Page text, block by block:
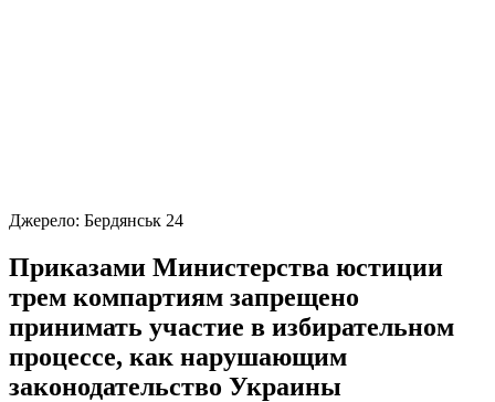
Джерело: Бердянськ 24
Приказами Министерства юстиции
трем компартиям запрещено
принимать участие в избирательном
процессе, как нарушающим
законодательство Украины